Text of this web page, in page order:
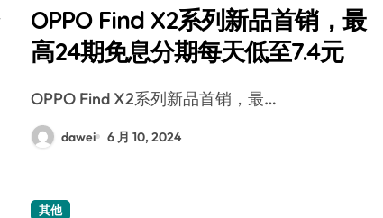
OPPO Find X2系列新品首销，最
高24期免息分期每天低至7.4元
OPPO Find X2系列新品首销，最…
dawei 6 月 10, 2024
其他